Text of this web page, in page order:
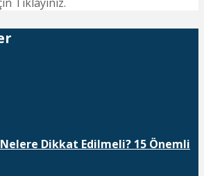
Dikkat Edilmeli? 15 Önemli